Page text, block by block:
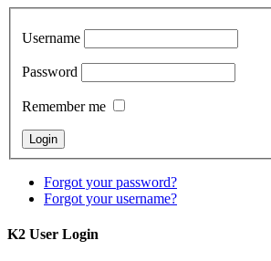
Username
Password
Remember me
Forgot your password?
Forgot your username?
K2 User Login